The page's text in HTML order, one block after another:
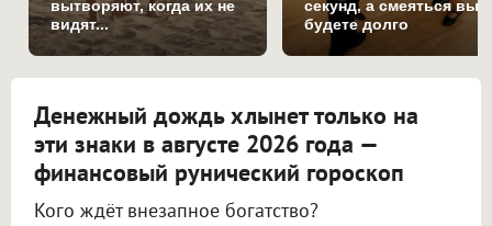
вытворяют, когда их не
видят...
секунд, а смеяться вы
будете долго
Денежный дождь хлынет только на
эти знаки в августе 2026 года —
финансовый рунический гороскоп
Кого ждёт внезапное богатство?